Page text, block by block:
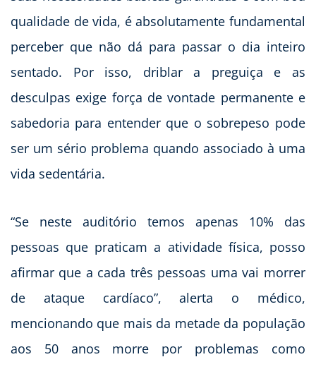
qualidade de vida, é absolutamente fundamental
perceber que não dá para passar o dia inteiro
sentado. Por isso, driblar a preguiça e as
desculpas exige força de vontade permanente e
sabedoria para entender que o sobrepeso pode
ser um sério problema quando associado à uma
vida sedentária.
“Se neste auditório temos apenas 10% das
pessoas que praticam a atividade física, posso
afirmar que a cada três pessoas uma vai morrer
de ataque cardíaco”, alerta o médico,
mencionando que mais da metade da população
aos 50 anos morre por problemas como